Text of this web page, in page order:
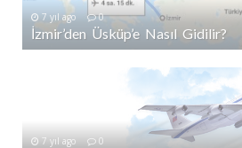
7 yıl ago 0
İzmir’den Üsküp’e Nasıl Gidilir?
7 yıl ago 0